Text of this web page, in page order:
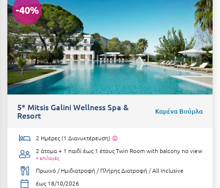
Κόνιτσα
Κόρινθος
Κορώνη
Κουρούτα Ηλείας
Κουφονήσια
Κρουαζιέρες
Κύθηρα
Κυλλήνη
Κύμη Ευβοίας
-40%
5* Mitsis Galini Wellness Spa &
Resort Καμένα Βούρλα
2 Ημέρες (1 Διανυκτέρευση)
2 άτομα + 1 παιδί έως 1 έτουςTwin Room with balcony no view
+ επιλογές
Πρωινό / Ημιδιατροφή / Πλήρης Διατροφή / All Inclusive
έως 18/10/2026